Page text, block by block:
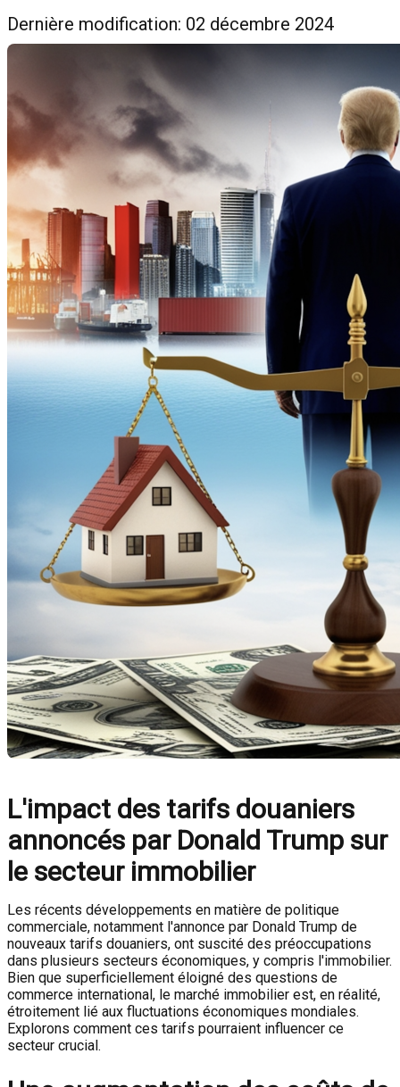
Dernière modification: 02 décembre 2024
L'impact des tarifs douaniers
annoncés par Donald Trump sur
le secteur immobilier
Les récents développements en matière de politique
commerciale, notamment l'annonce par Donald Trump de
nouveaux tarifs douaniers, ont suscité des préoccupations
dans plusieurs secteurs économiques, y compris l'immobilier.
Bien que superficiellement éloigné des questions de
commerce international, le marché immobilier est, en réalité,
étroitement lié aux fluctuations économiques mondiales.
Explorons comment ces tarifs pourraient influencer ce
secteur crucial.